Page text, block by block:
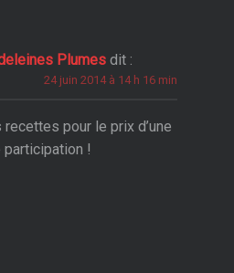
Plumes dit :
24 juin 2014 à 14 h 16 min
recettes pour le prix d’une
participation !